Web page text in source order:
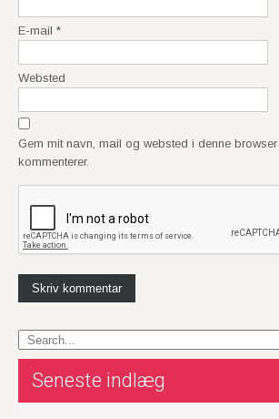
E-mail *
Websted
Gem mit navn, mail og websted i denne
kommenterer.
Seneste indlæg